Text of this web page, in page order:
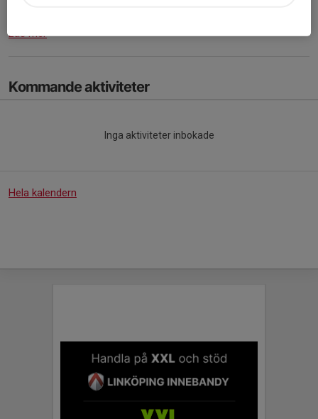
Läs mer
Kommande aktiviteter
Inga aktiviteter inbokade
Hela kalendern